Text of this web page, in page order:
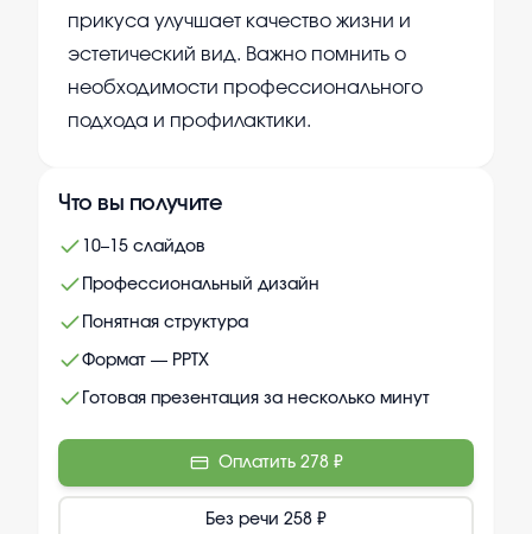
прикуса улучшает качество жизни и
эстетический вид. Важно помнить о
необходимости профессионального
подхода и профилактики.
Что вы получите
10–15 слайдов
Профессиональный дизайн
Понятная структура
Формат — PPTX
Готовая презентация за несколько минут
Оплатить 278 ₽
Без речи 258 ₽